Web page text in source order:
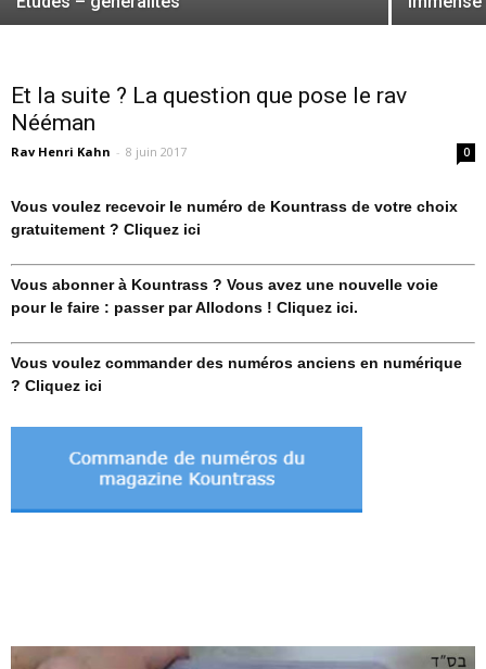
Et la suite ? La question que pose le rav
Nééman
Rav Henri Kahn - 8 juin 2017 0
Vous voulez recevoir le numéro de Kountrass de votre choix
gratuitement ? Cliquez ici
Vous abonner à Kountrass ? Vous avez une nouvelle voie
pour le faire : passer par Allodons ! Cliquez ici.
Vous voulez commander des numéros anciens en numérique
? Cliquez ici